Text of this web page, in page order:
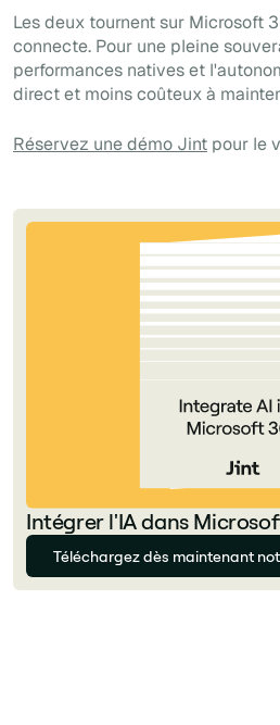
Les deux tournent sur Microsoft
connecte. Pour une pleine
performances natives et
direct et moins coûteux à
Réservez une démo Jint pour le
Intégrer l'IA dans
Téléchargez dès maintenant